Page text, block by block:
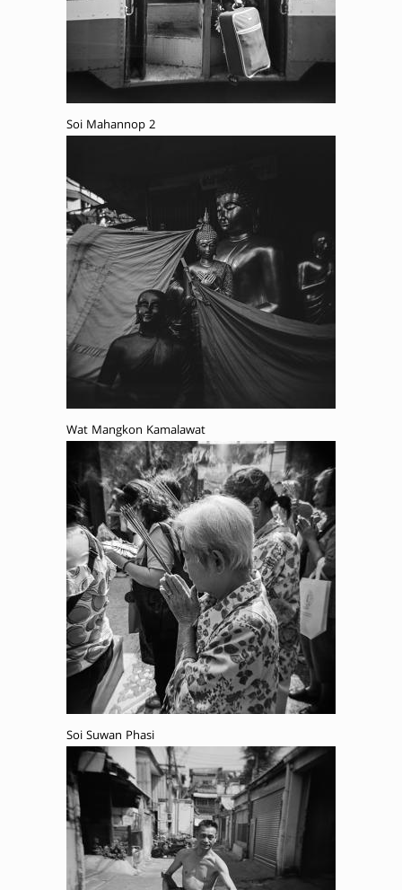
Soi Mahannop 2
Wat Mangkon Kamalawat
Soi Suwan Phasi